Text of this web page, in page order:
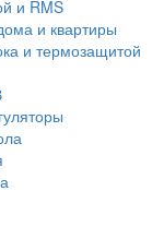
и RMS
и квартиры
и термозащитой